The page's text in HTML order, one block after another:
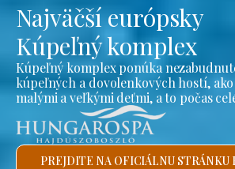
Najväčší európsky
Kúpeľný komplex
Kúpeľný komplex ponúka
kúpeľných a dovolenkových hostí,
malými a veľkými deťmi, a to počas
PREJDITE NA OFICIÁLNU STRÁNKU